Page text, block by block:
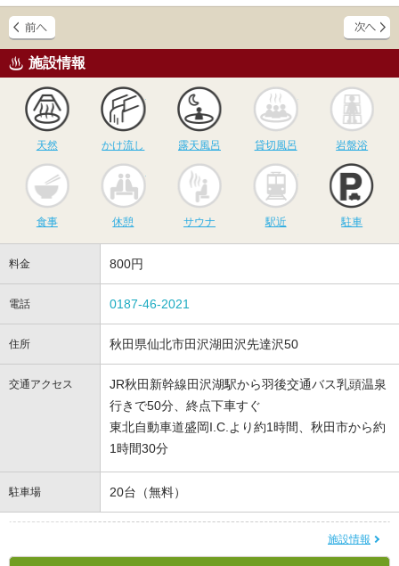
施設情報
天然
かけ流し
かけ流し
露天風呂
露天風呂
貸切風呂
貸切風呂 岩盤浴
食事 休憩
サウナ
サウナ 駅近 駐車
料金 800円
電話 0187-46-2021
住所 秋田県仙北市田沢湖田沢先達沢50
交通アクセス
JR秋田新幹線田沢湖駅から羽後交通バス乳頭温泉
行きで50分、終点下車すぐ
東北自動車道盛岡I.C.より約1時間、秋田市から約
1時間30分
駐車場 20台（無料）
施設情報